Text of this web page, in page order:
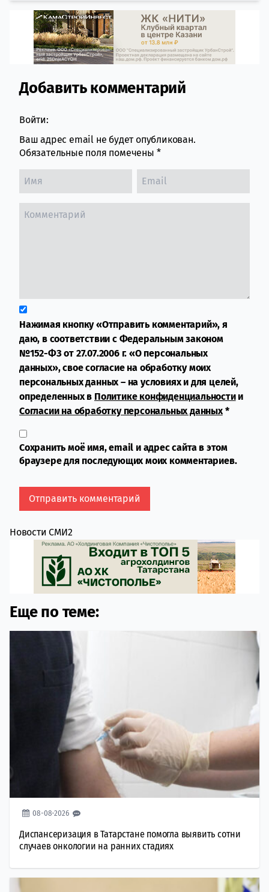
Comment section
Добавить комментарий
Войти:
Ваш адрес email не будет опубликован.
Обязательные поля помечены *
Нажимая кнопку «Отправить комментарий», я
даю, в соответствии с Федеральным законом
№152-ФЗ от 27.07.2006 г. «О персональных
данных», свое согласие на обработку моих
персональных данных – на условиях и для целей,
определенных в Политике конфиденциальностии
Согласии на обработку персональных данных*
Сохранить моё имя, email и адрес сайта в этом
браузере для последующих моих комментариев.
Новости СМИ2
Еще по теме:
08-08-2026
Диспансеризация в Татарстане помогла выявить сотни
случаев онкологии на ранних стадиях